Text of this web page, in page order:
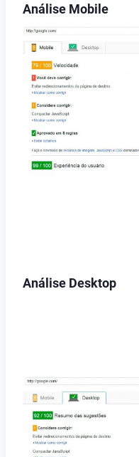
Análise Mobile
Análise Desktop